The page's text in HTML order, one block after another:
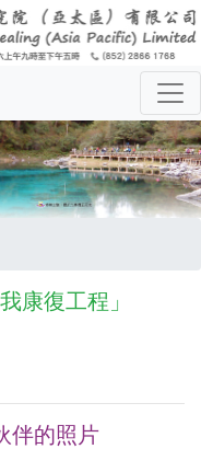
康復工程」
伴的照片